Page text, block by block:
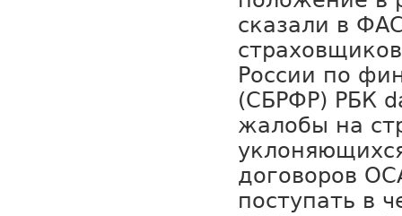
сказали в
России по
(СБРФР) РБК
жалобы на
договоров
поступать в